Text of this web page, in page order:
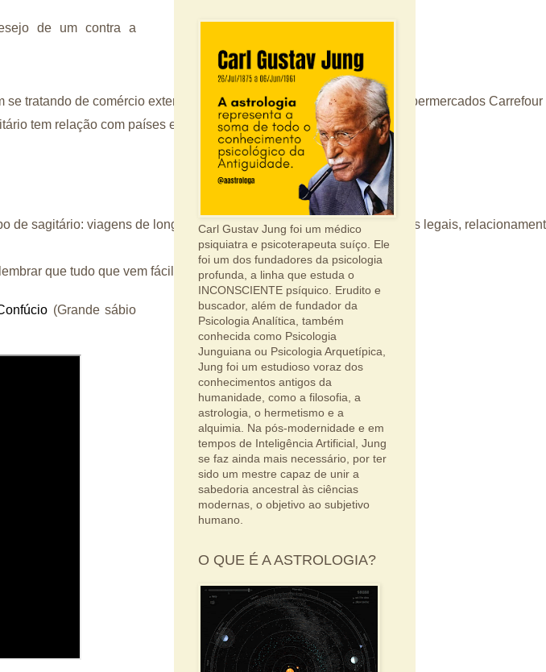
de um contra a
tratando de comércio exterior. Exemplo: Problema com a rede de supermercados
tem relação com países estrangeiros.
de sagitário: viagens de longas distâncias, estudos, justiça e processos legais,
que tudo que vem fácil, vai fácil.
(Grande sábio
Carl Gustav Jung foi um médico
psiquiatra e psicoterapeuta suíço. Ele
foi um dos fundadores da psicologia
profunda, a linha que estuda o
INCONSCIENTE psíquico. Erudito e
buscador, além de fundador da
Psicologia Analítica, também
conhecida como Psicologia
Junguiana ou Psicologia Arquetípica,
Jung foi um estudioso voraz dos
conhecimentos antigos da
humanidade, como a filosofia, a
astrologia, o hermetismo e a
alquimia. Na pós-modernidade e em
tempos de Inteligência Artificial, Jung
se faz ainda mais necessário, por ter
sido um mestre capaz de unir a
sabedoria ancestral às ciências
modernas, o objetivo ao subjetivo
humano.
O QUE É A ASTROLOGIA?